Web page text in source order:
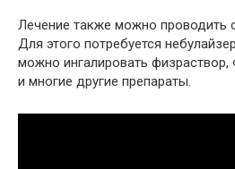
Лечение также можно проводить
Для этого потребуется
можно ингалировать
и многие другие препараты.